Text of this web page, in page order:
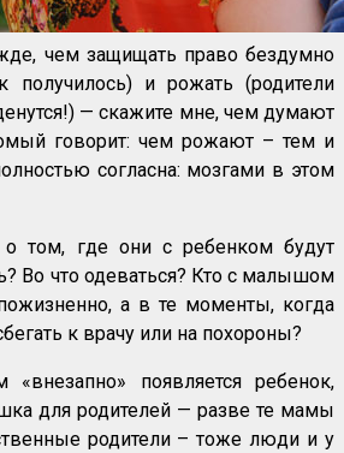
чем защищать право бездумно
получилось) и рожать (родители
— скажите мне, чем думают
говорит: чем рожают – тем и
согласна: мозгами в этом
том, где они с ребенком будут
Во что одеваться? Кто с малышом
а в те моменты, когда
к врачу или на похороны?
появляется ребенок,
для родителей — разве те мамы
родители – тоже люди и у